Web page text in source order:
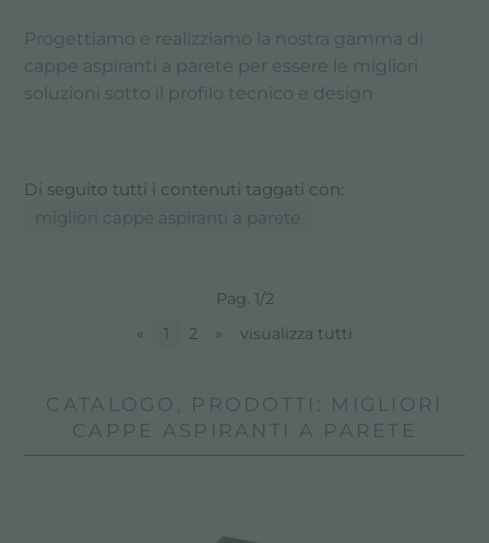
Progettiamo e realizziamo la nostra gamma di
cappe aspiranti a parete per essere le migliori
soluzioni sotto il profilo tecnico e design
Di seguito tutti i contenuti taggati con:
migliori cappe aspiranti a parete
Pag. 1/2
«
1 2 » visualizza tutti
CATALOGO, PRODOTTI: MIGLIORI
CAPPE ASPIRANTI A PARETE